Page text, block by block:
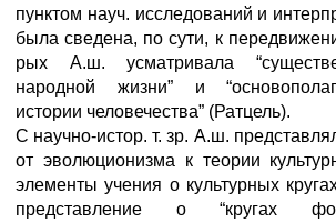
пунктом науч. исследований и
была сведена, по сути, к
рых А.ш. усматривала
народной жизни” и
истории человечества” (Ратцель).
С научно-истор. т. зр. А.ш.
от эволюционизма к теории
элементы учения о культурных
представление о “кругах